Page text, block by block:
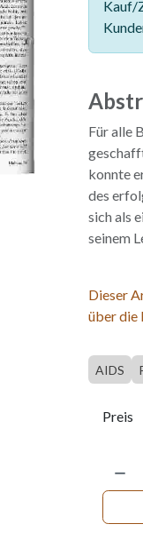
Kauf/
Für alle
konnte
des
sich als
seinem
Dieser
über die
AIDS
Preis